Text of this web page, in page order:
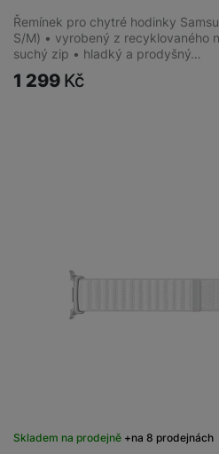
Řemínek pro chytré hodinky
S/M) • vyrobený z recyklovaného
suchý zip • hladký a prodyšný…
1 299 Kč
Skladem na prodejně na 8 prodejnách